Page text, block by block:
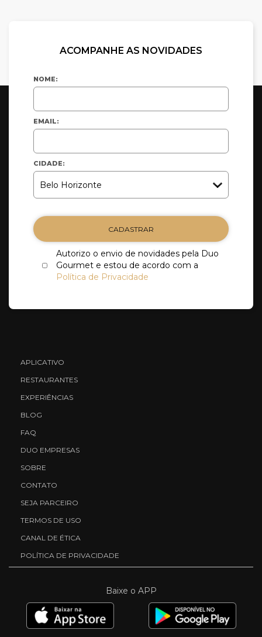
ACOMPANHE AS NOVIDADES
NOME:
EMAIL:
CIDADE:
CADASTRAR
Autorizo o envio de novidades pela Duo
Gourmet e estou de acordo com a
Política de Privacidade
APLICATIVO
RESTAURANTES
EXPERIÊNCIAS
BLOG
FAQ
DUO EMPRESAS
SOBRE
CONTATO
SEJA PARCEIRO
TERMOS DE USO
CANAL DE ÉTICA
POLÍTICA DE PRIVACIDADE
Baixe o APP